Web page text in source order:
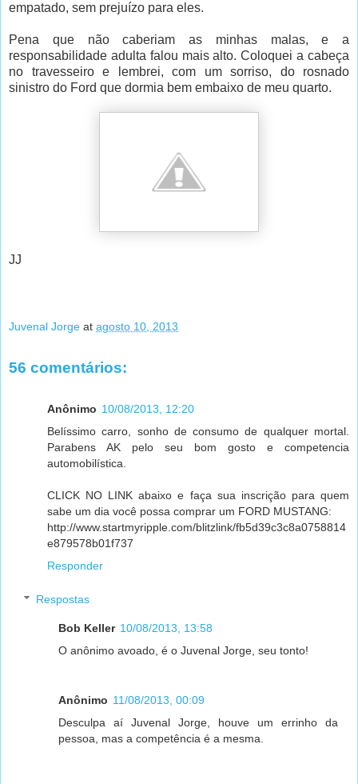
empatado, sem prejuízo para eles.
Pena que não caberiam as minhas malas, e a
responsabilidade adulta falou mais alto. Coloquei a cabeça
no travesseiro e lembrei, com um sorriso, do rosnado
sinistro do Ford que dormia bem embaixo de meu quarto.
JJ
Juvenal Jorge at agosto 10, 2013
56 comentários:
Anônimo 10/08/2013, 12:20
Belíssimo carro, sonho de consumo de qualquer mortal.
Parabens AK pelo seu bom gosto e competencia
automobilística.
CLICK NO LINK abaixo e faça sua inscrição para quem
sabe um dia você possa comprar um FORD MUSTANG:
http://www.startmyripple.com/blitzlink/fb5d39c3c8a0758814
e879578b01f737
Responder
Respostas
Bob Keller 10/08/2013, 13:58
O anônimo avoado, é o Juvenal Jorge, seu tonto!
Anônimo 11/08/2013, 00:09
Desculpa aí Juvenal Jorge, houve um errinho da
pessoa, mas a competência é a mesma.